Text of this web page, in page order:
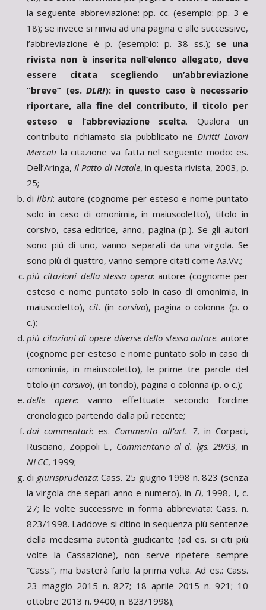
la seguente abbreviazione: pp. cc. (esempio: pp. 3 e
18); se invece si rinvia ad una pagina e alle successive,
l’abbreviazione è p. (esempio: p. 38 ss.); se una
rivista non è inserita nell’elenco allegato, deve
essere citata scegliendo un’abbreviazione
“breve” (es.DLRI): in questo caso è necessario
riportare, alla fine del contributo, il titolo per
esteso e l’abbreviazione scelta. Qualora un
contributo richiamato sia pubblicato neDiritti Lavori
Mercati la citazione va fatta nel seguente modo: es.
Dell’Aringa,Il Patto di Natale, in questa rivista, 2003, p.
25;
di libri: autore (cognome per esteso e nome puntato
solo in caso di omonimia, in maiuscoletto), titolo in
corsivo, casa editrice, anno, pagina (p.). Se gli autori
sono più di uno, vanno separati da una virgola. Se
sono più di quattro, vanno sempre citati come Aa.Vv.;
più citazioni della stessa opera: autore (cognome per
esteso e nome puntato solo in caso di omonimia, in
maiuscoletto), cit. (in corsivo), pagina o colonna (p. o
c.);
più citazioni di opere diverse dello stesso autore: autore
(cognome per esteso e nome puntato solo in caso di
omonimia, in maiuscoletto), le prime tre parole del
titolo (in corsivo), (in tondo), pagina o colonna (p. o c.);
delle opere: vanno effettuate secondo l’ordine
cronologico partendo dalla più recente;
dai commentari: es. Commento all’art. 7, in Corpaci,
Rusciano, Zoppoli L., Commentario al d. lgs. 29/93, in
NLCC, 1999;
di giurisprudenza: Cass. 25 giugno 1998 n. 823 (senza
la virgola che separi anno e numero), in FI, 1998, I, c.
27; le volte successive in forma abbreviata: Cass. n.
823/1998. Laddove si citino in sequenza più sentenze
della medesima autorità giudicante (ad es. si citi più
volte la Cassazione), non serve ripetere sempre
“Cass.”, ma basterà farlo la prima volta. Ad es.: Cass.
23 maggio 2015 n. 827; 18 aprile 2015 n. 921; 10
ottobre 2013 n. 9400; n. 823/1998);